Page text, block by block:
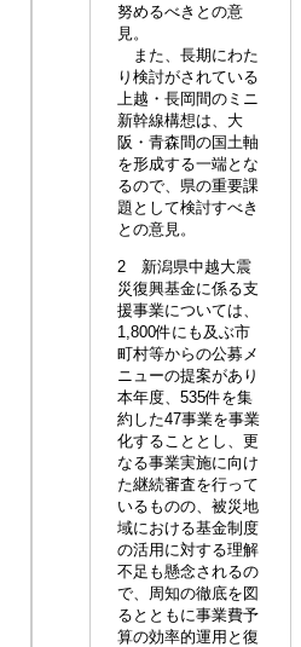
努めるべきとの意
見。
また、長期にわた
り検討がされている
上越・長岡間のミニ
新幹線構想は、大
阪・青森間の国土軸
を形成する一端とな
るので、県の重要課
題として検討すべき
との意見。
2 新潟県中越大震
災復興基金に係る支
援事業については、
1,800件にも及ぶ市
町村等からの公募メ
ニューの提案があり
本年度、535件を集
約した47事業を事業
化することとし、更
なる事業実施に向け
た継続審査を行って
いるものの、被災地
域における基金制度
の活用に対する理解
不足も懸念されるの
で、周知の徹底を図
るとともに事業費予
算の効率的運用と復